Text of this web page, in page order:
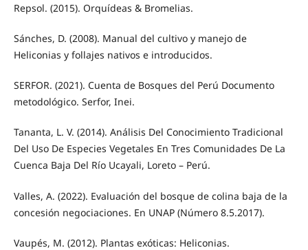
Repsol. (2015). Orquídeas & Bromelias.
Sánches, D. (2008). Manual del cultivo y manejo de
Heliconias y follajes nativos e introducidos.
SERFOR. (2021). Cuenta de Bosques del Perú Documento
metodológico. Serfor, Inei.
Tananta, L. V. (2014). Análisis Del Conocimiento Tradicional
Del Uso De Especies Vegetales En Tres Comunidades De La
Cuenca Baja Del Río Ucayali, Loreto – Perú.
Valles, A. (2022). Evaluación del bosque de colina baja de la
concesión negociaciones. En UNAP (Número 8.5.2017).
Vaupés, M. (2012). Plantas exóticas: Heliconias.